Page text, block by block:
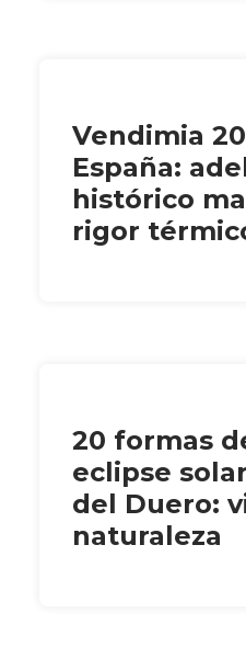
Vendimia
España:
histórico
rigor
20 formas
eclipse
del Duero:
naturaleza